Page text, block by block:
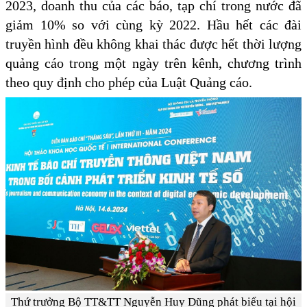
2023, doanh thu của các báo, tạp chí trong nước đã
giảm 10% so với cùng kỳ 2022. Hầu hết các đài
truyền hình đều không khai thác được hết thời lượng
quảng cáo trong một ngày trên kênh, chương trình
theo quy định cho phép của Luật Quảng cáo.
Thứ trưởng Bộ TT&TT Nguyễn Huy Dũng phát biểu tại hội